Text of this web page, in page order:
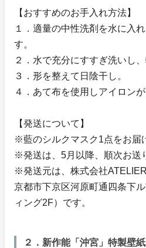
【おすすめのお手入れ方法】
１．適量の中性洗剤を水に入
す。
２．水で充分にすすぎ洗いし、
３．形を整えて日陰干し。
４．あて布を使用しアイロンが
【発送について】
※藍のシルクマスク1点をお届
※発送は、5月以降、順次お送
※発送元は、株式会社
京都市下京区河原町通四条下
ィング2F）です。
２．新作能「沖宮」特製壁